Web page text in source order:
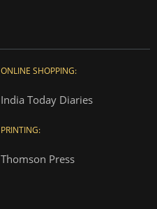
ONLINE SHOPPING:
India Today Diaries
PRINTING:
Thomson Press